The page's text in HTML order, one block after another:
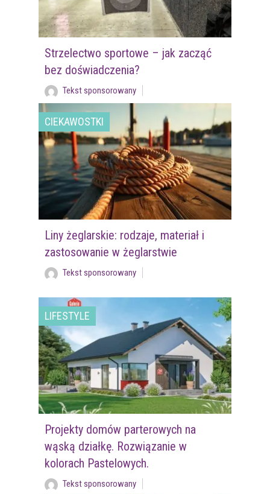
Strzelectwo sportowe – jak zacząć
bez doświadczenia?
Tekst sponsorowany
CIEKAWOSTKI
Liny żeglarskie: rodzaje, materiał i
zastosowanie w żeglarstwie
Tekst sponsorowany
LIFESTYLE
Projekty domów parterowych na
wąską działkę. Rozwiązanie w
kolorach Pastelowych.
Tekst sponsorowany